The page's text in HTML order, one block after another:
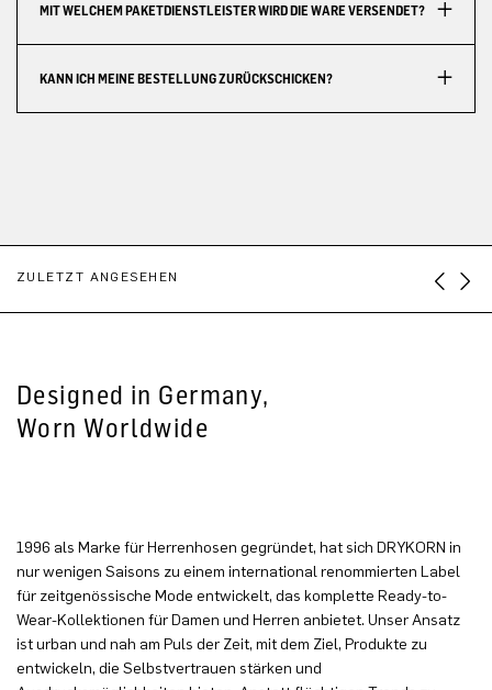
MIT WELCHEM PAKETDIENSTLEISTER WIRD DIE WARE VERSENDET?
KANN ICH MEINE BESTELLUNG ZURÜCKSCHICKEN?
ZULETZT ANGESEHEN
Designed in Germany,
Worn Worldwide
1996 als Marke für Herrenhosen gegründet, hat sich DRYKORN in
nur wenigen Saisons zu einem international renommierten Label
für zeitgenössische Mode entwickelt, das komplette Ready-to-
Wear-Kollektionen für Damen und Herren anbietet. Unser Ansatz
ist urban und nah am Puls der Zeit, mit dem Ziel, Produkte zu
entwickeln, die Selbstvertrauen stärken und